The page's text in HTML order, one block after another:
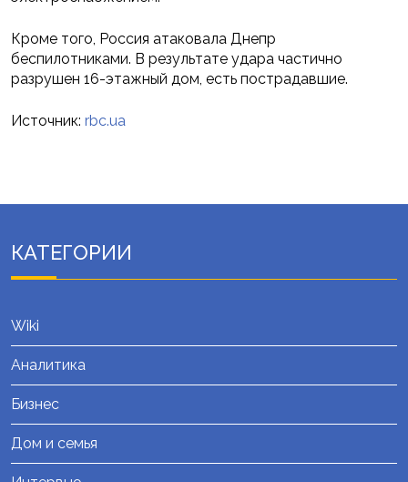
Кроме того, Россия атаковала Днепр
беспилотниками. В результате удара частично
разрушен 16-этажный дом, есть пострадавшие.
Источник: rbc.ua
КАТЕГОРИИ
Wiki
Аналитика
Бизнес
Дом и семья